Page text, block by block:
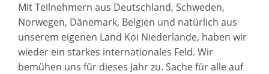
Mit Teilnehmern aus Deutschland, Schweden,
Norwegen, Dänemark, Belgien und natürlich aus
unserem eigenen Land Koi Niederlande, haben wir
wieder ein starkes internationales Feld. Wir
bemühen uns für dieses Jahr zu. Sache für alle auf